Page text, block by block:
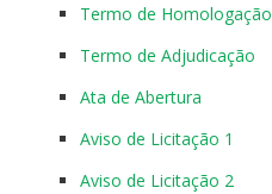
Termo de Homologação
Termo de Adjudicação
Ata de Abertura
Aviso de Licitação 1
Aviso de Licitação 2